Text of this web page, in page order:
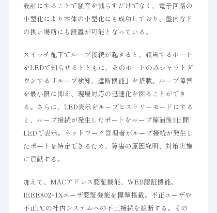
設計にすることで騒音を減らすだけでなく、電子回路の
小型化により本体の小型化にも成功しており、盤内など
の狭い場所にも設置が可能となっている。
スイッチ配下でループ接続が起きると、該当するポート
をLEDで知らせるとともに、そのポートのみシャットダ
ウンする「ループ検知、遮断機能」を搭載。ループ障害
を最小限に抑え、現場対応の迅速化を図ることができ
る。さらに、LED表示をループヒストリーモードにする
と、ループ接続が発生したポートをループ解消後3日間
LEDで表示。ネットワーク管理者がループ接続が発生し
たポートを特定できるため、障害の原因究明、対策実施
に貢献する。
加えて、MACアドレス認証機能、WEB認証機能､
IEEE802･1Xユーザ認証機能を標準搭載。不正ユーザや
不正PCの社内システムへの不正接続を遮断する。その